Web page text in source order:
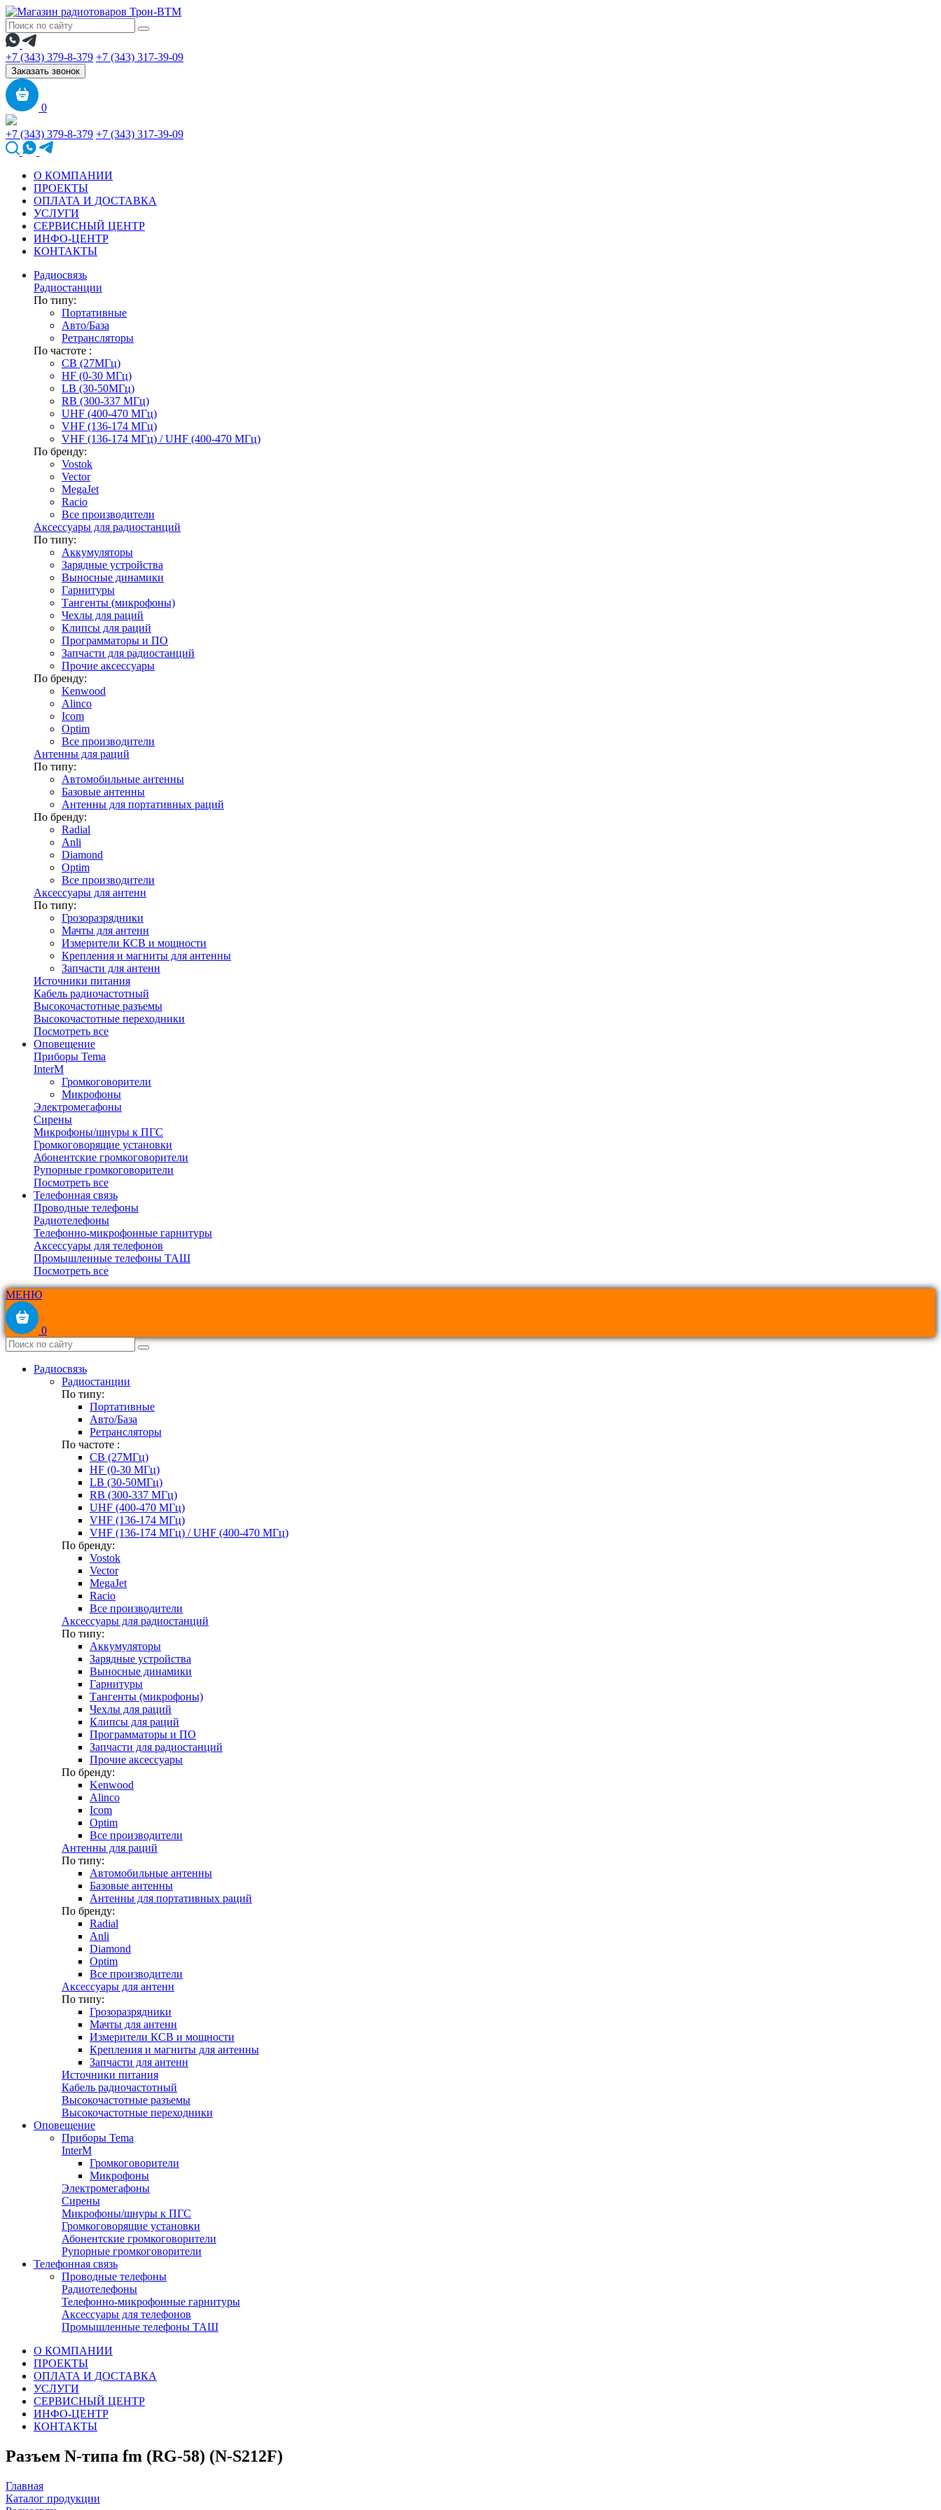
+7 (343) 379-8-379 +7 (343) 317-39-09
Заказать звонок
0
+7 (343) 379-8-379 +7 (343) 317-39-09
О КОМПАНИИ
ПРОЕКТЫ
ОПЛАТА И ДОСТАВКА
УСЛУГИ
СЕРВИСНЫЙ ЦЕНТР
ИНФО-ЦЕНТР
КОНТАКТЫ
Радиосвязь
Радиостанции
По типу:
Портативные
Авто/База
Ретрансляторы
По частоте :
CB (27МГц)
HF (0-30 МГц)
LB (30-50МГц)
RB (300-337 МГц)
UHF (400-470 МГц)
VHF (136-174 МГц)
VHF (136-174 МГц) / UHF (400-470 МГц)
По бренду:
Vostok
Vector
MegaJet
Racio
Все производители
Аксессуары для радиостанций
По типу:
Аккумуляторы
Зарядные устройства
Выносные динамики
Гарнитуры
Тангенты (микрофоны)
Чехлы для раций
Клипсы для раций
Программаторы и ПО
Запчасти для радиостанций
Прочие аксессуары
По бренду:
Kenwood
Alinco
Icom
Optim
Все производители
Антенны для раций
По типу:
Автомобильные антенны
Базовые антенны
Антенны для портативных раций
По бренду:
Radial
Anli
Diamond
Optim
Все производители
Аксессуары для антенн
По типу:
Грозоразрядники
Мачты для антенн
Измерители КСВ и мощности
Крепления и магниты для антенны
Запчасти для антенн
Источники питания
Кабель радиочастотный
Высокочастотные разъемы
Высокочастотные переходники
Посмотреть все
Оповещение
Приборы Tema
InterM
Громкоговорители
Микрофоны
Электромегафоны
Сирены
Микрофоны/шнуры к ПГС
Громкоговорящие установки
Абонентские громкоговорители
Рупорные громкоговорители
Посмотреть все
Телефонная связь
Проводные телефоны
Радиотелефоны
Телефонно-микрофонные гарнитуры
Аксессуары для телефонов
Промышленные телефоны ТАШ
Посмотреть все
МЕНЮ
0
Радиосвязь
Радиостанции
По типу:
Портативные
Авто/База
Ретрансляторы
По частоте :
CB (27МГц)
HF (0-30 МГц)
LB (30-50МГц)
RB (300-337 МГц)
UHF (400-470 МГц)
VHF (136-174 МГц)
VHF (136-174 МГц) / UHF (400-470 МГц)
По бренду:
Vostok
Vector
MegaJet
Racio
Все производители
Аксессуары для радиостанций
По типу:
Аккумуляторы
Зарядные устройства
Выносные динамики
Гарнитуры
Тангенты (микрофоны)
Чехлы для раций
Клипсы для раций
Программаторы и ПО
Запчасти для радиостанций
Прочие аксессуары
По бренду:
Kenwood
Alinco
Icom
Optim
Все производители
Антенны для раций
По типу:
Автомобильные антенны
Базовые антенны
Антенны для портативных раций
По бренду:
Radial
Anli
Diamond
Optim
Все производители
Аксессуары для антенн
По типу:
Грозоразрядники
Мачты для антенн
Измерители КСВ и мощности
Крепления и магниты для антенны
Запчасти для антенн
Источники питания
Кабель радиочастотный
Высокочастотные разъемы
Высокочастотные переходники
Оповещение
Приборы Tema
InterM
Громкоговорители
Микрофоны
Электромегафоны
Сирены
Микрофоны/шнуры к ПГС
Громкоговорящие установки
Абонентские громкоговорители
Рупорные громкоговорители
Телефонная связь
Проводные телефоны
Радиотелефоны
Телефонно-микрофонные гарнитуры
Аксессуары для телефонов
Промышленные телефоны ТАШ
О КОМПАНИИ
ПРОЕКТЫ
ОПЛАТА И ДОСТАВКА
УСЛУГИ
СЕРВИСНЫЙ ЦЕНТР
ИНФО-ЦЕНТР
КОНТАКТЫ
Разъем N-типа fm (RG-58) (N-S212F)
Главная
Каталог продукции